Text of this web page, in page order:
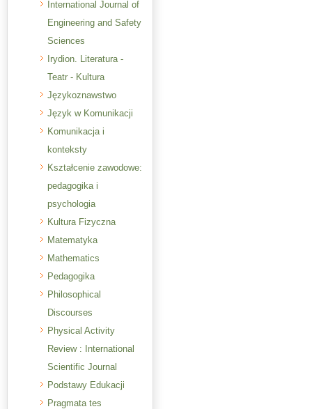
International Journal of
Engineering and Safety
Sciences
Irydion. Literatura -
Teatr - Kultura
Językoznawstwo
Język w Komunikacji
Komunikacja i
konteksty
Kształcenie zawodowe:
pedagogika i
psychologia
Kultura Fizyczna
Matematyka
Mathematics
Pedagogika
Philosophical
Discourses
Physical Activity
Review : International
Scientific Journal
Podstawy Edukacji
Pragmata tes